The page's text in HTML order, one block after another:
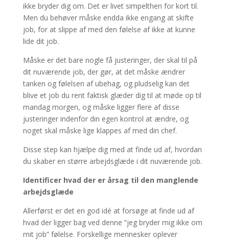
ikke bryder dig om. Det er livet simpelthen for kort til.
Men du behøver måske endda ikke engang at skifte
job, for at slippe af med den følelse af ikke at kunne
lide dit job.
Måske er det bare nogle få justeringer, der skal til på
dit nuværende job, der gør, at det måske ændrer
tanken og følelsen af ubehag, og pludselig kan det
blive et job du rent faktisk glæder dig til at møde op til
mandag morgen, og måske ligger flere af disse
justeringer indenfor din egen kontrol at ændre, og
noget skal måske lige klappes af med din chef.
Disse step kan hjælpe dig med at finde ud af, hvordan
du skaber en større arbejdsglæde i dit nuværende job.
Identificer hvad der er årsag til den manglende
arbejdsglæde
Allerførst er det en god idé at forsøge at finde ud af
hvad der ligger bag ved denne ”jeg bryder mig ikke om
mit job” følelse. Forskellige mennesker oplever